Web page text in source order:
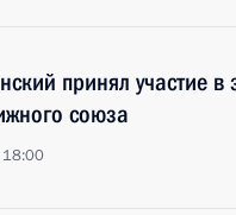
принял участие в
союза
18:00